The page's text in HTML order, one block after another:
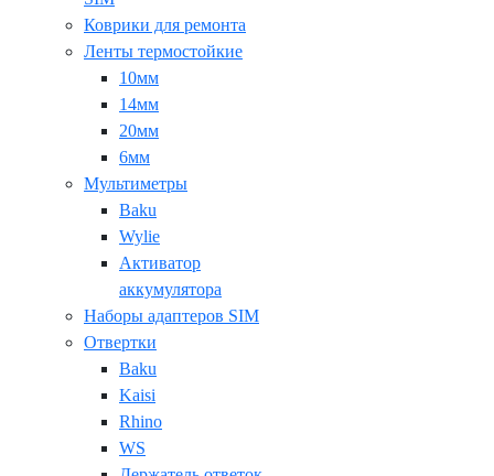
Коврики для ремонта
Ленты термостойкие
10мм
14мм
20мм
6мм
Мультиметры
Baku
Wylie
Активатор
аккумулятора
Наборы адаптеров SIM
Отвертки
Baku
Kaisi
Rhino
WS